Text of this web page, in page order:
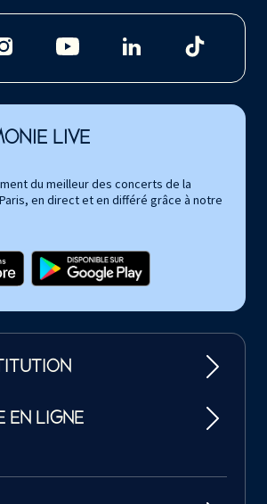
LIVE
du meilleur des concerts de la
en direct et en différé grâce à notre
EN LIGNE